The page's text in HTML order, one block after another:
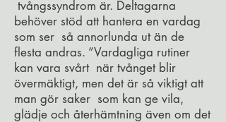
tvångssyndrom är. Deltagarna
behöver stöd att hantera en vardag
som ser så annorlunda ut än de
flesta andras. ”Vardagliga rutiner
kan vara svårt när tvånget blir
övermäktigt, men det är så viktigt att
man gör saker som kan ge vila,
glädje och återhämtning även om det